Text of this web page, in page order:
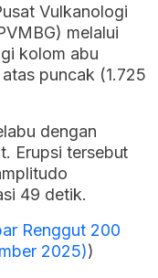
Vulkanologi
melalui
kolom abu
puncak (1.725
dengan
Erupsi tersebut
49 detik.
Renggut 200
2025))